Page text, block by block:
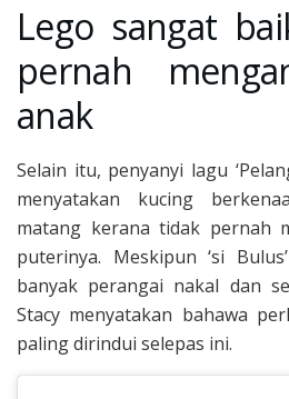
Lego sangat
pernah
anak
Selain itu, penyanyi lagu
menyatakan kucing
matang kerana tidak pernah
puterinya. Meskipun ‘si
banyak perangai nakal dan
Stacy menyatakan bahawa
paling dirindui selepas ini.